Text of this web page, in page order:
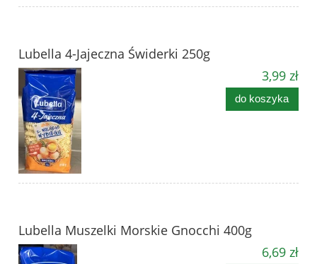
Lubella 4-Jajeczna Świderki 250g
3,99 zł
do koszyka
Lubella Muszelki Morskie Gnocchi 400g
6,69 zł